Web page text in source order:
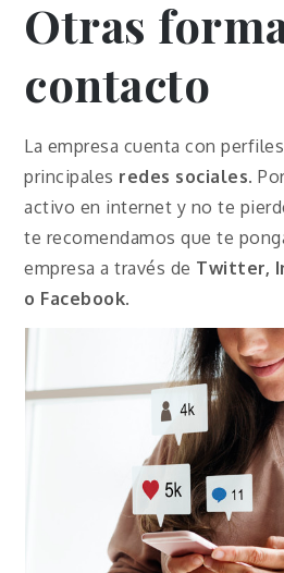
Otras
contacto
La empresa cuenta con
principales redes sociales.
activo en internet y no te
te recomendamos que te
empresa a través de Twitter,
o Facebook.